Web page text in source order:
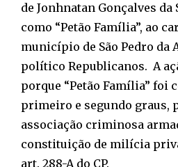
de Jonhnatan Gonçalves
como “Petão Família”, ao
município de São Pedro da
político Republicanos. A
porque “Petão Família” foi
primeiro e segundo graus,
associação criminosa
constituição de milícia
art. 288-A do CP.